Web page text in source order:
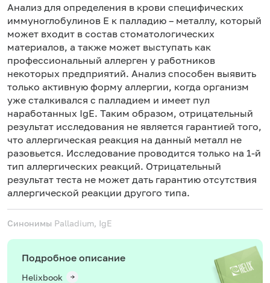
Анализ для определения в крови специфических
иммуноглобулинов Е к палладию – металлу, который
может входит в состав стоматологических
материалов, а также может выступать как
профессиональный аллерген у работников
некоторых предприятий. Анализ способен выявить
только активную форму аллергии, когда организм
уже сталкивался с палладием и имеет пул
наработанных IgE. Таким образом, отрицательный
результат исследования не является гарантией того,
что аллергическая реакция на данный металл не
разовьется. Исследование проводится только на 1-й
тип аллергических реакций. Отрицательный
результат теста не может дать гарантию отсутствия
аллергической реакции другого типа.
Синонимы Palladium, IgE
Подробное описание
Helixbook